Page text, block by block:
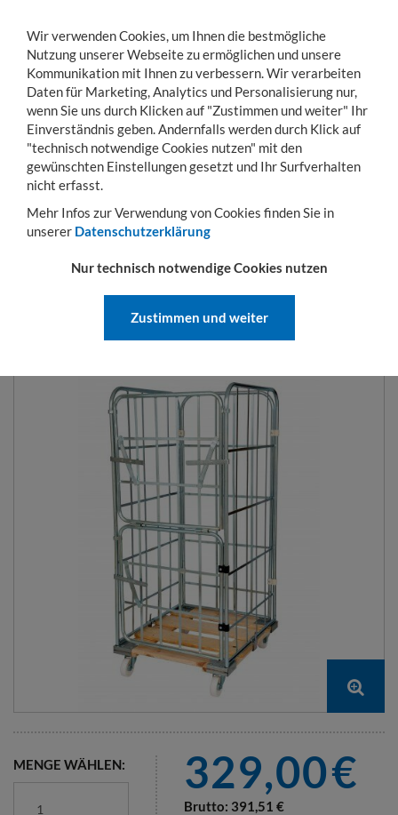
Toggle
navigation
MENÜ KONTO WARENKORB
Sie sind hier: Transportwagen Rollbehälter
ENTSORGUNGSCONTAINER 724
X 815 MM NUTZHÖHE 1450 MM
4SEITIG MIT HOLZBODEN
MENGE WÄHLEN: 329,00€
Brutto: 391,51 €
Wir verwenden Cookies, um Ihnen die bestmögliche
Nutzung unserer Webseite zu ermöglichen und unsere
Kommunikation mit Ihnen zu verbessern. Wir verarbeiten
Daten für Marketing, Analytics und Personalisierung nur,
wenn Sie uns durch Klicken auf "Zustimmen und weiter" Ihr
Einverständnis geben. Andernfalls werden durch Klick auf
"technisch notwendige Cookies nutzen" mit den
gewünschten Einstellungen gesetzt und Ihr Surfverhalten
nicht erfasst.
Mehr Infos zur Verwendung von Cookies finden Sie in
unserer Datenschutzerklärung
Nur technisch notwendige Cookies nutzen
Zustimmen und weiter